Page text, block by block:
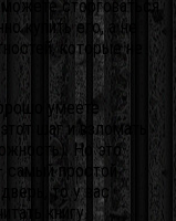
сторговаться
купить его, а не
которые не
умеете
шаг и взломать
Но это
простой
то у вас
книгу.